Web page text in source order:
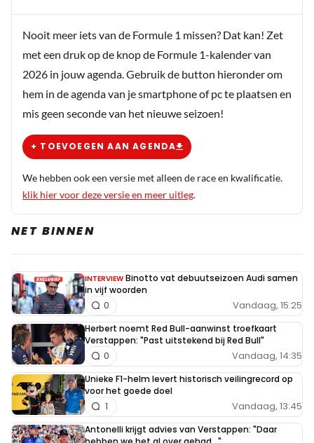
Nooit meer iets van de Formule 1 missen? Dat kan! Zet
met een druk op de knop de Formule 1-kalender van
2026 in jouw agenda. Gebruik de button hieronder om
hem in de agenda van je smartphone of pc te plaatsen en
mis geen seconde van het nieuwe seizoen!
+ TOEVOEGEN AAN AGENDA
We hebben ook een versie met alleen de race en kwalificatie.
klik hier voor deze versie en meer uitleg.
NET BINNEN
INTERVIEW Binotto vat debuutseizoen Audi samen
in vijf woorden
Vandaag, 15:25
0
Herbert noemt Red Bull-aanwinst troefkaart
Verstappen: "Past uitstekend bij Red Bull"
Vandaag, 14:35
0
Unieke F1-helm levert historisch veilingrecord op
voor het goede doel
Vandaag, 13:45
1
Antonelli krijgt advies van Verstappen: "Daar